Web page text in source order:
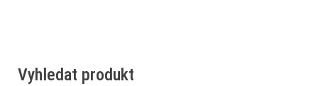
Vyhledat produkt